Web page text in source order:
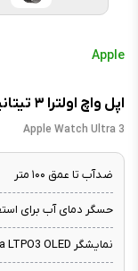
Apple
اپل واچ اولترا ۳ تیتانیوم
Apple Watch Ultra 3
ضدآب تا عمق ۱۰۰ متر
حسگر دمای آب برای
نمایشگر Retina LTPO3 OLED با روشنایی ۳۰۰۰ نیت